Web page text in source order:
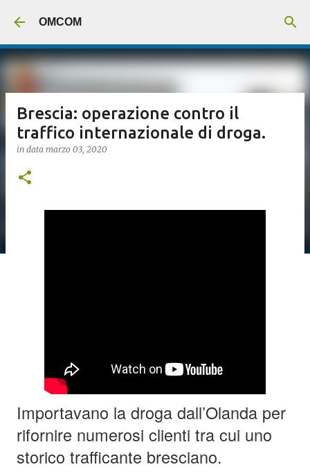
OMCOM
Brescia: operazione contro il
traffico internazionale di droga.
in data marzo 03, 2020
Importavano la droga dall’Olanda per
rifornire numerosi clienti tra cui uno
storico trafficante bresciano.